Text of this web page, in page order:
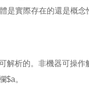
是實際存在的還是概
解析的。非機器可操
$a。